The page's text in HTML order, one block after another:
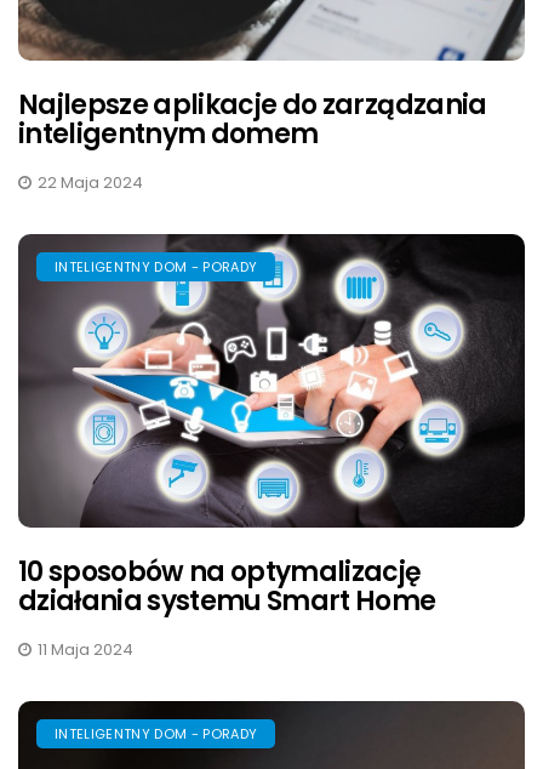
Najlepsze aplikacje do zarządzania
inteligentnym domem
22 Maja 2024
INTELIGENTNY DOM - PORADY
10 sposobów na optymalizację
działania systemu Smart Home
11 Maja 2024
INTELIGENTNY DOM - PORADY